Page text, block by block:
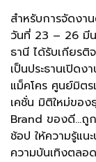
สำหรับการจัดงา
วันที่ 23 – 26 มี
ธานี ได้รับเกียร
เป็นประธานเปิด
แม็คโคร ศูนย์มิต
เคชั่น มิติใหม่ขอ
Brand ของดี…ถูก
ช้อป ให้ความรู้แน
ความบันเทิงตลอ